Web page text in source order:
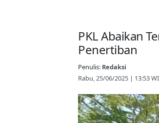
PKL Abaikan
Penertiban
Penulis: Redaksi
Rabu, 25/06/2025 | 13:53